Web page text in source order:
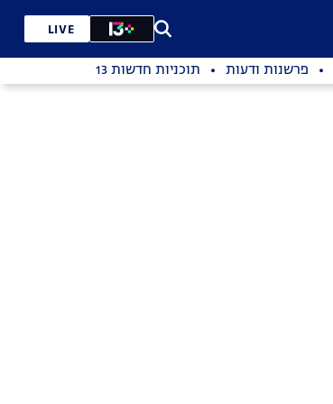
LIVE
פרשנות ודעות תוכניות חדשות 13